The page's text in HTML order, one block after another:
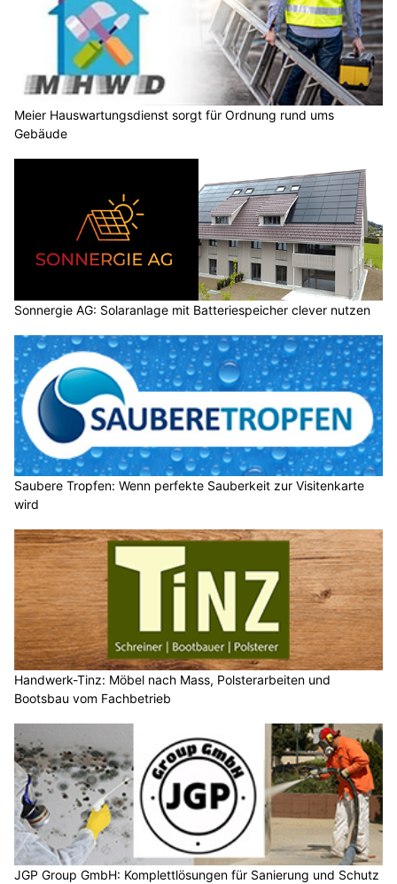
Meier Hauswartungsdienst sorgt für Ordnung rund ums
Gebäude
Sonnergie AG: Solaranlage mit Batteriespeicher clever nutzen
Saubere Tropfen: Wenn perfekte Sauberkeit zur Visitenkarte
wird
Handwerk-Tinz: Möbel nach Mass, Polsterarbeiten und
Bootsbau vom Fachbetrieb
JGP Group GmbH: Komplettlösungen für Sanierung und Schutz